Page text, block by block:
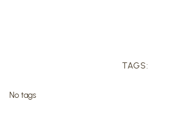
TAGS:
No tags